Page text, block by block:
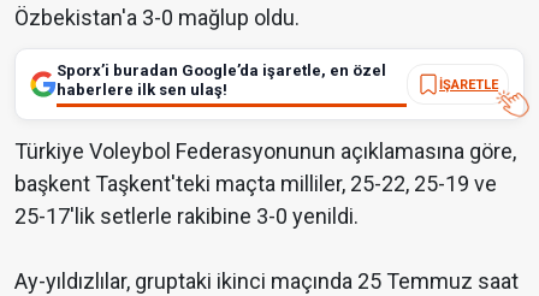
Özbekistan'a 3-0 mağlup oldu.
Sporx’i buradan Google’da işaretle, en özel
haberlere ilk sen ulaş!
İŞARETLE
Türkiye Voleybol Federasyonunun açıklamasına göre,
başkent Taşkent'teki maçta milliler, 25-22, 25-19 ve
25-17'lik setlerle rakibine 3-0 yenildi.
Ay-yıldızlılar, gruptaki ikinci maçında 25 Temmuz saat